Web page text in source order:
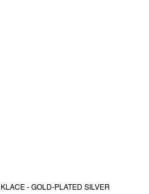
- GOLD-PLATED SILVER